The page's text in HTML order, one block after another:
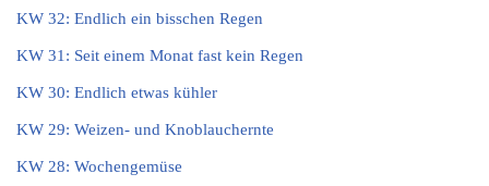
KW 32: Endlich ein bisschen Regen
KW 31: Seit einem Monat fast kein Regen
KW 30: Endlich etwas kühler
KW 29: Weizen- und Knoblauchernte
KW 28: Wochengemüse